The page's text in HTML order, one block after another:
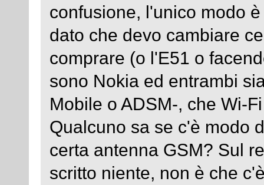
confusione, l'unico modo
dato che devo cambiare
comprare (o l'E51 o
sono Nokia ed entrambi
Mobile o ADSM-, che Wi-
Qualcuno sa se c'è modo
certa antenna GSM? Sul
scritto niente, non è che